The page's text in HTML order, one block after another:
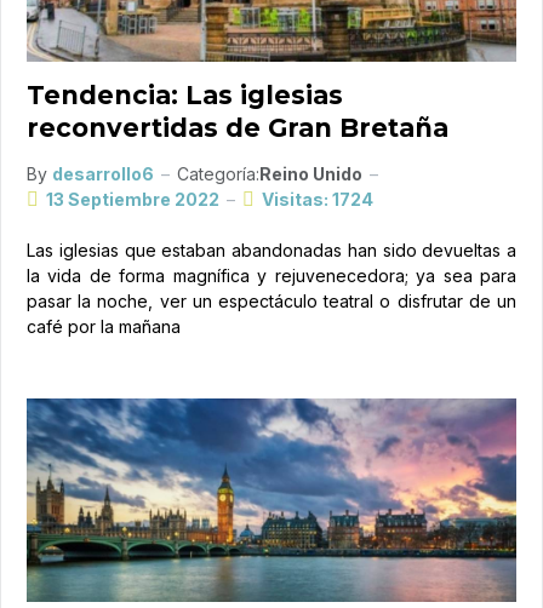
Tendencia: Las iglesias
reconvertidas de Gran Bretaña
By desarrollo6 Categoría:Reino Unido
13 Septiembre 2022
Visitas: 1724
Las iglesias que estaban abandonadas han sido devueltas a
la vida de forma magnífica y rejuvenecedora; ya sea para
pasar la noche, ver un espectáculo teatral o disfrutar de un
café por la mañana